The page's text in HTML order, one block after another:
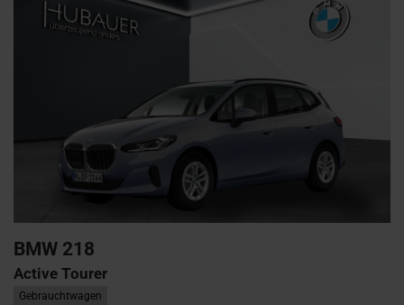
BMW 218
Active Tourer
Gebrauchtwagen